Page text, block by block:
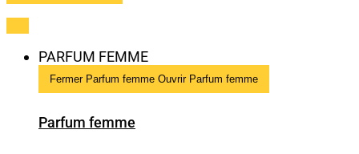
PARFUM FEMME
Fermer Parfum femme Ouvrir Parfum femme
Parfum femme